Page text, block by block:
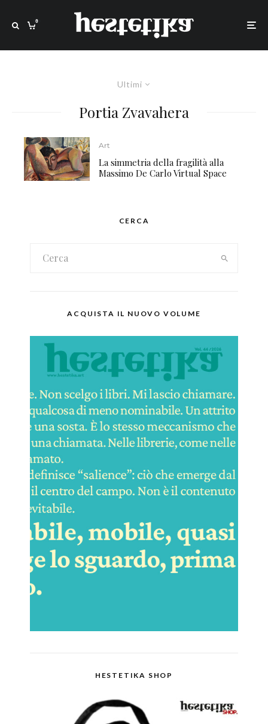
0
Ultimi
Portia Zvavahera
Art
La simmetria della fragilità alla
Massimo De Carlo Virtual Space
CERCA
ACQUISTA IL NUOVO VOLUME
HESTETIKA SHOP